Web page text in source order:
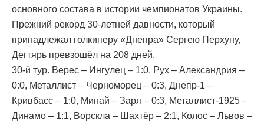
основного состава в истории чемпионатов Украины.
Прежний рекорд 30-летней давности, который
принадлежал голкиперу «Днепра» Сергею Перхуну,
Дегтярь превзошёл на 208 дней.
30-й тур. Верес – Ингулец – 1:0, Рух – Александрия –
0:0, Металлист – Черноморец – 0:3, Днепр-1 –
Кривбасс – 1:0, Минай – Заря – 0:3, Металлист-1925 –
Динамо – 1:1, Ворскла – Шахтёр – 2:1, Колос – Львов –